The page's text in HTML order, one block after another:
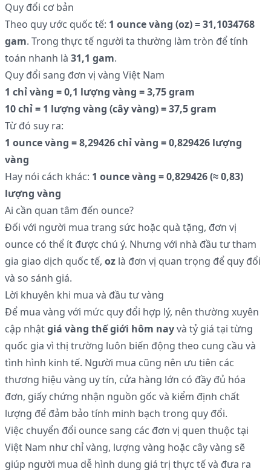
Quy đổi cơ bản
Theo quy ước quốc tế: 1 ounce vàng (oz) = 31,1034768
gam. Trong thực tế người ta thường làm tròn để tính
toán nhanh là 31,1 gam.
Quy đổi sang đơn vị vàng Việt Nam
1 chỉ vàng = 0,1 lượng vàng = 3,75 gram
10 chỉ = 1 lượng vàng (cây vàng) = 37,5 gram
Từ đó suy ra:
1 ounce vàng = 8,29426 chỉ vàng = 0,829426 lượng
vàng
Hay nói cách khác: 1 ounce vàng = 0,829426 (≈ 0,83)
lượng vàng
Ai cần quan tâm đến ounce?
Đối với người mua trang sức hoặc quà tặng, đơn vị
ounce có thể ít được chú ý. Nhưng với nhà đầu tư tham
gia giao dịch quốc tế, oz là đơn vị quan trọng để quy đổi
và so sánh giá.
Lời khuyên khi mua và đầu tư vàng
Để mua vàng với mức quy đổi hợp lý, nên thường xuyên
cập nhậtgiá vàng thế giới hôm nayvà tỷ giá tại từng
quốc gia vì thị trường luôn biến động theo cung cầu và
tình hình kinh tế. Người mua cũng nên ưu tiên các
thương hiệu vàng uy tín, cửa hàng lớn có đầy đủ hóa
đơn, giấy chứng nhận nguồn gốc và kiểm định chất
lượng để đảm bảo tính minh bạch trong quy đổi.
Việc chuyển đổi ounce sang các đơn vị quen thuộc tại
Việt Nam như chỉ vàng, lượng vàng hoặc cây vàng sẽ
giúp người mua dễ hình dung giá trị thực tế và đưa ra